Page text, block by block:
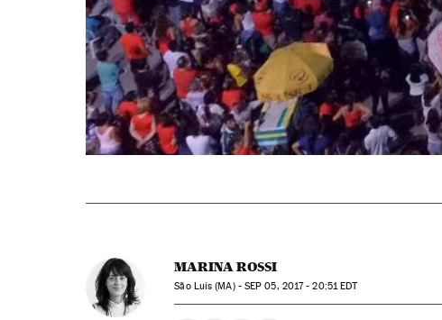
MARINA ROSSI
São Luís (MA) - SEP 05, 2017 - 20:51EDT